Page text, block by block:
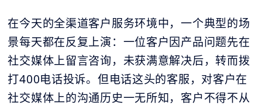
在今天的全渠道客户服务环境中，一个典型的场
景每天都在反复上演：一位客户因产品问题先在
社交媒体上留言咨询，未获满意解决后，转而拨
打400电话投诉。但电话这头的客服，对客户在
社交媒体上的沟通历史一无所知，客户不得不从